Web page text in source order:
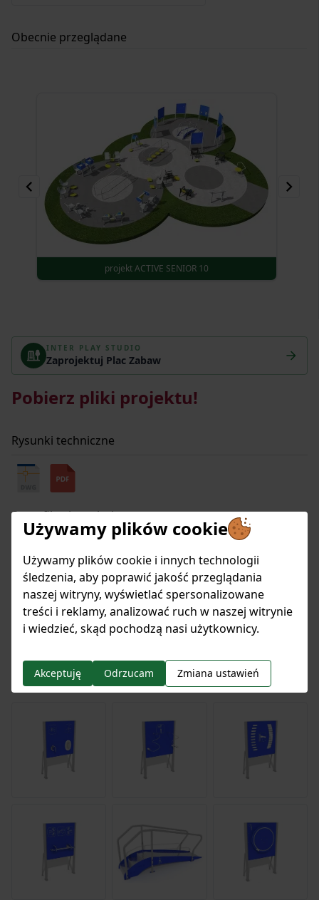
Używamy plików cookie
Używamy plików cookie i innych technologii
śledzenia, aby poprawić jakość przeglądania
naszej witryny, wyświetlać spersonalizowane
treści i reklamy, analizować ruch w naszej witrynie
i wiedzieć, skąd pochodzą nasi użytkownicy.
Akceptuję Odrzucam Zmiana ustawień
Obecnie przeglądane
projekt ACTIVE SENIOR 10
126
of
135
INTER PLAY STUDIO
Zaprojektuj Plac Zabaw
Pobierz pliki projektu!
Rysunki techniczne
Specyfikacja techniczna
Pobierz wszystkie pliki
Lista produktów